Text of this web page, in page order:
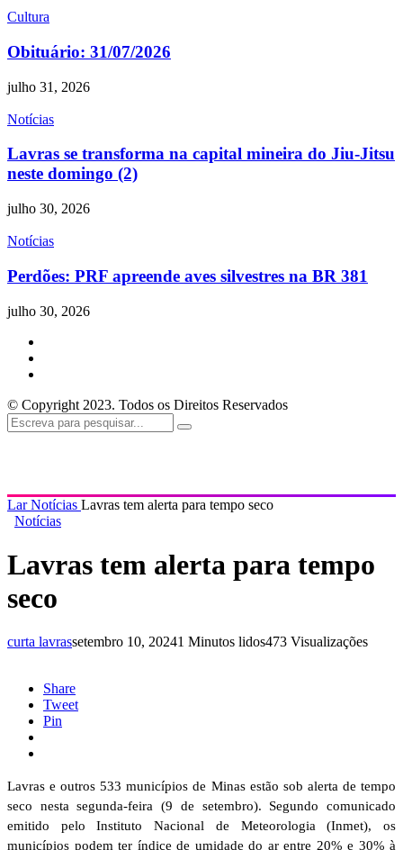
Cultura
Obituário: 31/07/2026
julho 31, 2026
Notícias
Lavras se transforma na capital mineira do Jiu-Jitsu
neste domingo (2)
julho 30, 2026
Notícias
Perdões: PRF apreende aves silvestres na BR 381
julho 30, 2026
© Copyright 2023. Todos os Direitos Reservados
LarNotícias Lavras tem alerta para tempo seco
Notícias
Lavras tem alerta para tempo
seco
curta lavrassetembro 10, 20241 Minutos lidos473 Visualizações
Share
Tweet
Pin
Lavras e outros 533 municípios de Minas estão sob alerta de tempo
seco nesta segunda-feira (9 de setembro). Segundo comunicado
emitido pelo Instituto Nacional de Meteorologia (Inmet), os
municípios podem ter índice de umidade do ar entre 20% e 30% à